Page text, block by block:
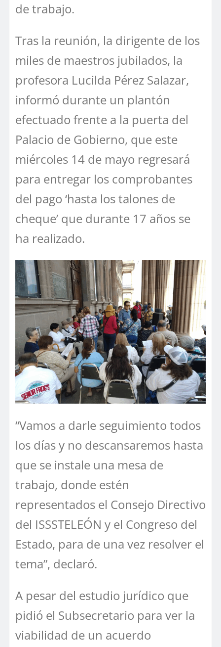
de trabajo.
Tras la reunión, la dirigente de los
miles de maestros jubilados, la
profesora Lucilda Pérez Salazar,
informó durante un plantón
efectuado frente a la puerta del
Palacio de Gobierno, que este
miércoles 14 de mayo regresará
para entregar los comprobantes
del pago ‘hasta los talones de
cheque’ que durante 17 años se
ha realizado.
“Vamos a darle seguimiento todos
los días y no descansaremos hasta
que se instale una mesa de
trabajo, donde estén
representados el Consejo Directivo
del ISSSTELEÓN y el Congreso del
Estado, para de una vez resolver el
tema”, declaró.
A pesar del estudio jurídico que
pidió el Subsecretario para ver la
viabilidad de un acuerdo